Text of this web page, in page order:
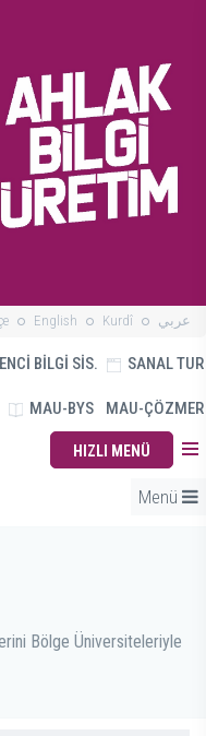
English Kurdî عربي
BİLGİ SİS. SANAL TUR
MAU-BYS MAU-ÇÖZMER
HIZLI MENÜ
Menü
Bölge Üniversiteleriyle